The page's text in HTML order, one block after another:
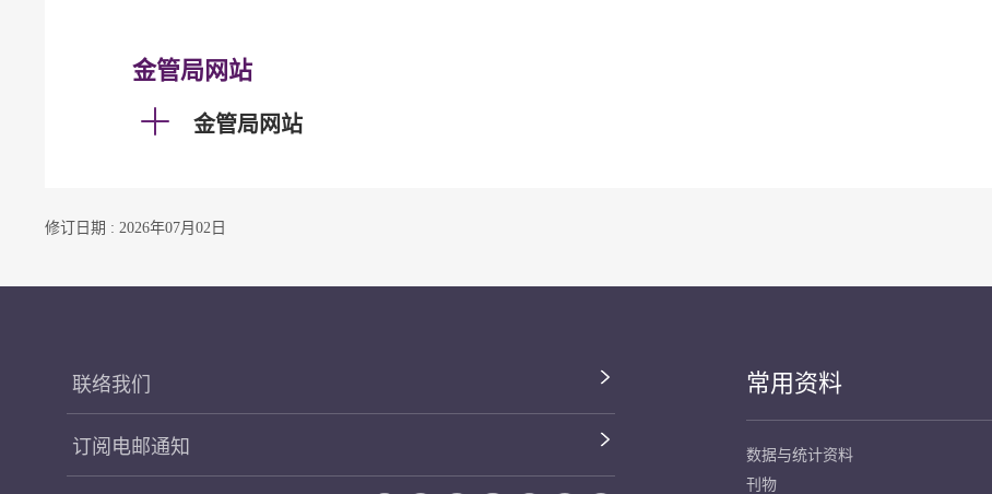
金管局网站
金管局网站
修订日期 : 2026年07月02日
联络我们
订阅电邮通知
常用资料
数据与统计资料
刊物